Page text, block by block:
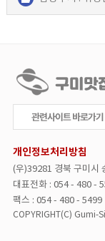
검
개인정보처리방침
(우)39281 경북 구미시
대표전화 : 054 - 480 -
팩스 : 054 - 480 - 5499
COPYRIGHT(C) Gumi-